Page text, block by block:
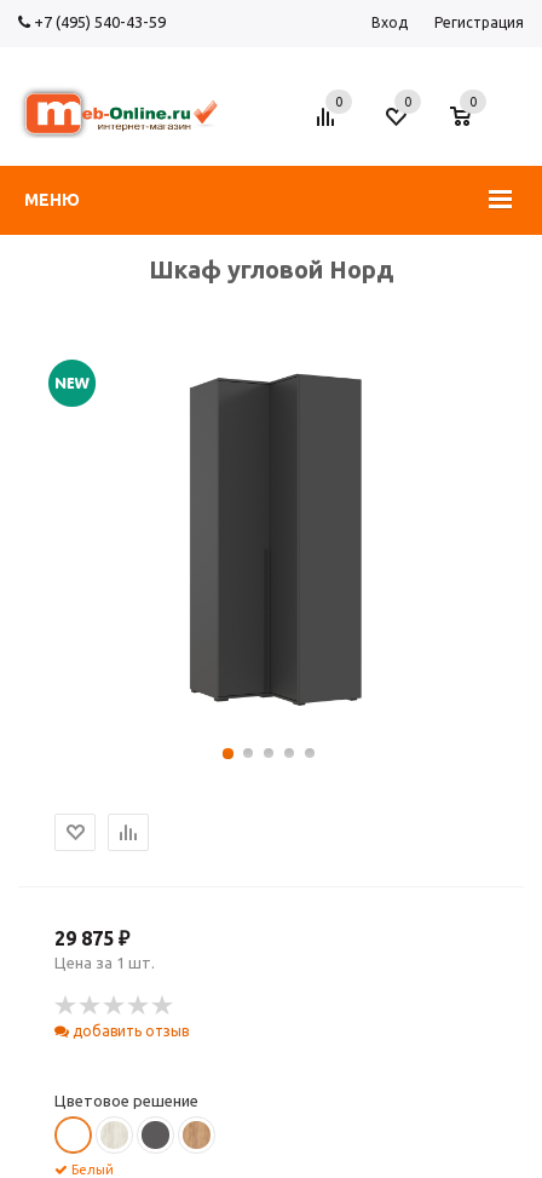
+7 (495) 540-43-59 Вход Регистрация
МЕНЮ
0 0
0
Шкаф угловой Норд
29 875 ₽
Цена за 1 шт.
добавить отзыв
Цветовое решение
Белый